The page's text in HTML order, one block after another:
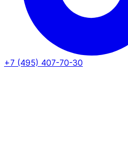
+7 (495) 407-70-30